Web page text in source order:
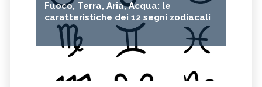
Fuoco, Terra, Aria, Acqua: le
caratteristiche dei 12 segni zodiacali